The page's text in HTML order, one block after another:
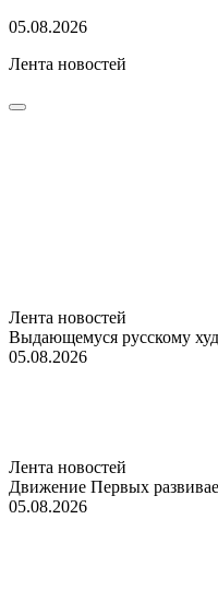
05.08.2026
Лента новостей
Лента новостей
Выдающемуся русскому
05.08.2026
Лента новостей
Движение Первых
05.08.2026